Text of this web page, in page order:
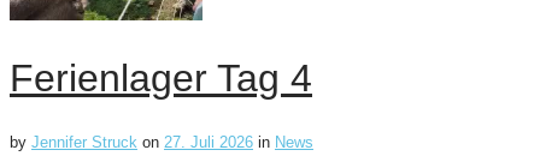
Ferienlager Tag 4
by Jennifer Struck on 27. Juli 2026 in News